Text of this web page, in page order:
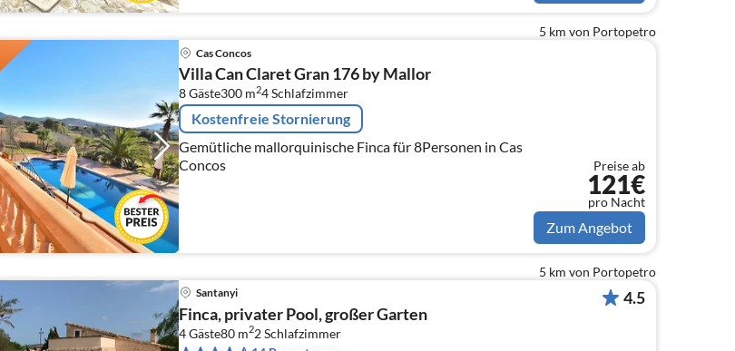
5 km von Portopetro
Cas Concos
Villa Can Claret Gran 176 by Mallor
8 Gäste300 m24Schlafzimmer
Kostenfreie Stornierung
Gemütliche mallorquinische Finca für 8Personen in Cas
Concos
Preise ab
121€
pro Nacht
Zum Angebot
5 km von Portopetro
Santanyi
Finca, privater Pool, großer Garten
4 Gäste80 m22Schlafzimmer
4.5